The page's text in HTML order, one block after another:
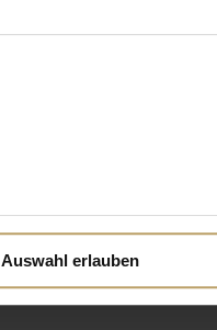
Auswahl erlauben